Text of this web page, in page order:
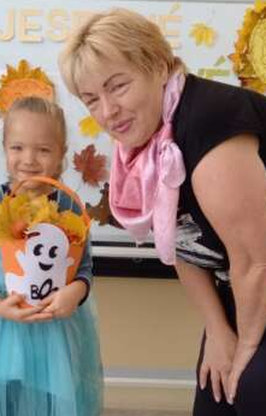
Školská jedáleň
Jedálny lístok
Kontakt
Ochrana osobných
údajov – GDPR
Vzdelávanie
zamestnancov